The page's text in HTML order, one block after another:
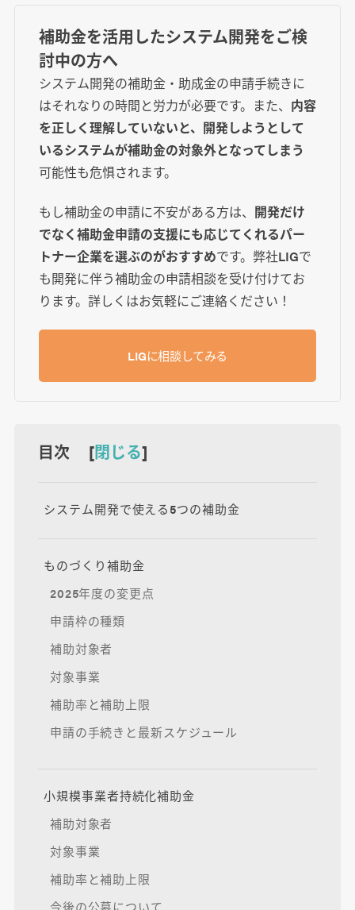
補助金を活用したシステム開発をご検
討中の方へ
システム開発の補助金・助成金の申請手続きに
はそれなりの時間と労力が必要です。また、 内容
を正しく理解していないと、開発しようとして
いるシステムが補助金の対象外となってしまう
可能性も危惧されます。
もし補助金の申請に不安がある方は、 開発だけ
でなく補助金申請の支援にも応じてくれるパー
トナー企業を選ぶのがおすすめです。弊社LIGで
も開発に伴う補助金の申請相談を受け付けてお
ります。詳しくはお気軽にご連絡ください！
LIGに相談してみる
目次 [閉じる]
システム開発で使える5つの補助金
ものづくり補助金
2025年度の変更点
申請枠の種類
補助対象者
対象事業
補助率と補助上限
申請の手続きと最新スケジュール
小規模事業者持続化補助金
補助対象者
対象事業
補助率と補助上限
今後の公募について